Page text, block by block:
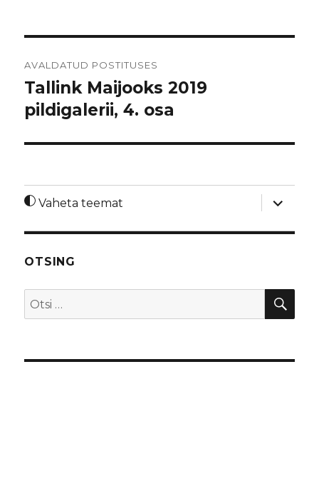
AVALDATUD POSTITUSES
Tallink Maijooks 2019
pildigalerii, 4. osa
Vaheta teemat
laienda
OTSING
Otsi: